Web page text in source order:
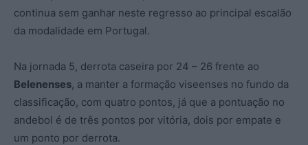
continua sem ganhar neste regresso ao principal escalão
da modalidade em Portugal.
Na jornada 5, derrota caseira por 24 – 26 frente ao
Belenenses, a manter a formação viseenses no fundo da
classificação, com quatro pontos, já que a pontuação no
andebol é de três pontos por vitória, dois por empate e
um ponto por derrota.